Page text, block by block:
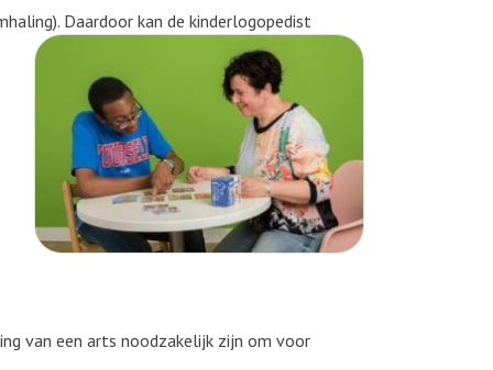
Daardoor kan de kinderlogopedist
van een arts noodzakelijk zijn om voor